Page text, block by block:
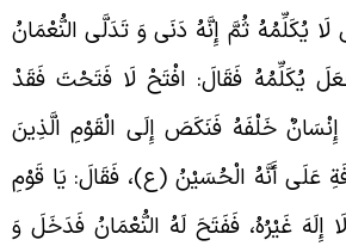
يُكَلِّمُهُ ثُمَّ إِنَّهُ دَنَی وَ تَدَلَّى‏ النُّعْمَانُ
فَقَالَ: افْتَحْ لَا فَتَحْتَ‏ فَقَدْ
خَلْفَهُ فَنَكَصَ إِلَى الْقَوْمِ الَّذِينَ
عَلَى أَنَّهُ الْحُسَيْنُ (ع)، فَقَالَ: یَا قَوْمِ
غَيْرُهُ، فَفَتَحَ لَهُ النُّعْمَانُ فَدَخَلَ وَ